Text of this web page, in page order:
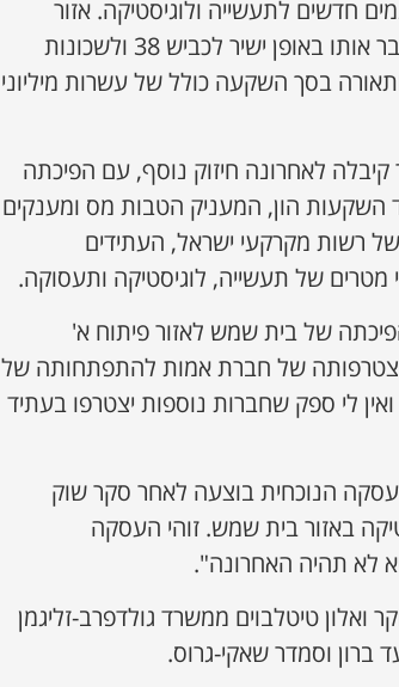
חדשים לתעשייה ולוגיסטיקה. אזור
התעשייה התחדש גם במחלף חדש, המחבר אותו באופן ישיר לכביש 38 ולשכונות
בסך השקעה כולל של עשרות מיליוני
לאחרונה חיזוק נוסף, עם הפיכתה
השקעות הון, המעניק הטבות מס ומענקים
רשות מקרקעי ישראל, העתידים
של תעשייה, לוגיסטיקה ותעסוקה.
של בית שמש לאזור פיתוח א'
של חברת אמות להתפתחותה של
לי ספק שחברות נוספות יצטרפו בעתיד
הנוכחית בוצעה לאחר סקר שוק
באזור בית שמש. זוהי העסקה
לא תהיה האחרונה".
טיטלבוים ממשרד גולדפרב-זליגמן
ברון וסמדר שאקי-גרוס.